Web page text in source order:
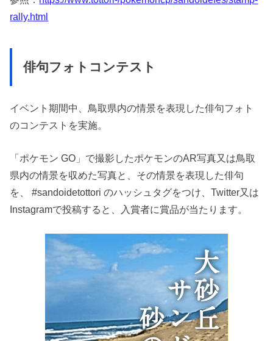
rally.html
俳句フォトコンテスト
イベント期間中、鳥取県内の情景を表現した俳句フォト
のコンテストを実施。
「ポケモン GO」で撮影したポケモンのAR写真又は鳥取
県内の情景を収めた写真と、その情景を表現した俳句
を、 #sandoidetottori のハッシュタグをつけ、Twitter又は
Instagramで投稿すると、入賞者に賞品が当たります。